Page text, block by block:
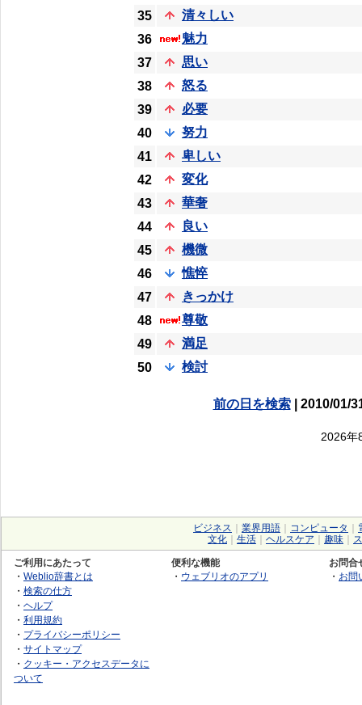
35
清々しい
36
魅力
37
思い
38
怒る
39
必要
40
努力
41
卑しい
42
変化
43
華奢
44
良い
45
機微
46
憔悴
47
きっかけ
48
尊敬
49
満足
50
検討
前の日を検索| 2010/01/
2026年
ビジネス 業界用語 コンピュータ
文化
生活 ヘルスケア 趣味
ご利用にあたって
・ Weblio辞書とは
・ 検索の仕方
・ ヘルプ
・ 利用規約
・ プライバシーポリシー
・ サイトマップ
・ クッキー・アクセスデータに
ついて
便利な機能
・ ウェブリオのアプリ
お問合
・ お問